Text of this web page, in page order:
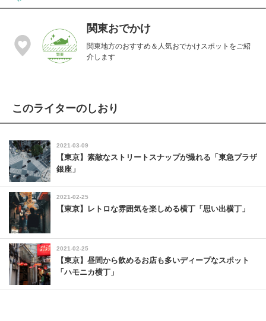
関東おでかけ
関東地方のおすすめ＆人気おでかけスポットをご紹
介します
このライターのしおり
2021-03-09
【東京】素敵なストリートスナップが撮れる「東急プラザ
銀座」
2021-02-25
【東京】レトロな雰囲気を楽しめる横丁「思い出横丁」
2021-02-25
【東京】昼間から飲めるお店も多いディープなスポット
「ハモニカ横丁」